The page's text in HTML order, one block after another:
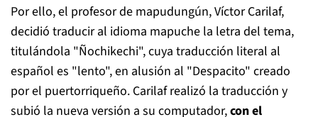
Por ello, el profesor de mapudungún, Víctor Carilaf,
decidió traducir al idioma mapuche la letra del tema,
titulándola "Ñochikechi", cuya traducción literal al
español es "lento", en alusión al "Despacito" creado
por el puertorriqueño. Carilaf realizó la traducción y
subió la nueva versión a su computador,con el